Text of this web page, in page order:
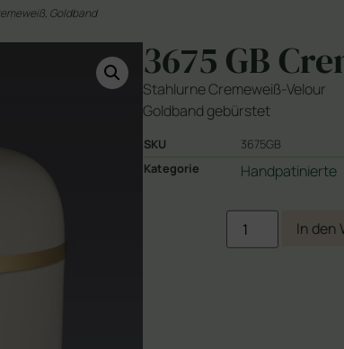
Goldband
3675 GB
Stahlurne Cremeweiß-Velour
Goldband gebürstet
SKU
3675GB
Kategorie
Handpatinierte
In den